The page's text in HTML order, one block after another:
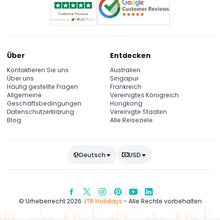
Über
Kontaktieren Sie uns
Über uns
Häufig gestellte Fragen
Allgemeine
Geschäftsbedingungen
Datenschutzerklärung
Blog
Entdecken
Australien
Singapur
Frankreich
Vereinigtes Königreich
Hongkong
Vereinigte Staaten
Alle Reiseziele
Deutsch USD
© Urheberrecht 2026 JTR Holidays - Alle Rechte vorbehalten